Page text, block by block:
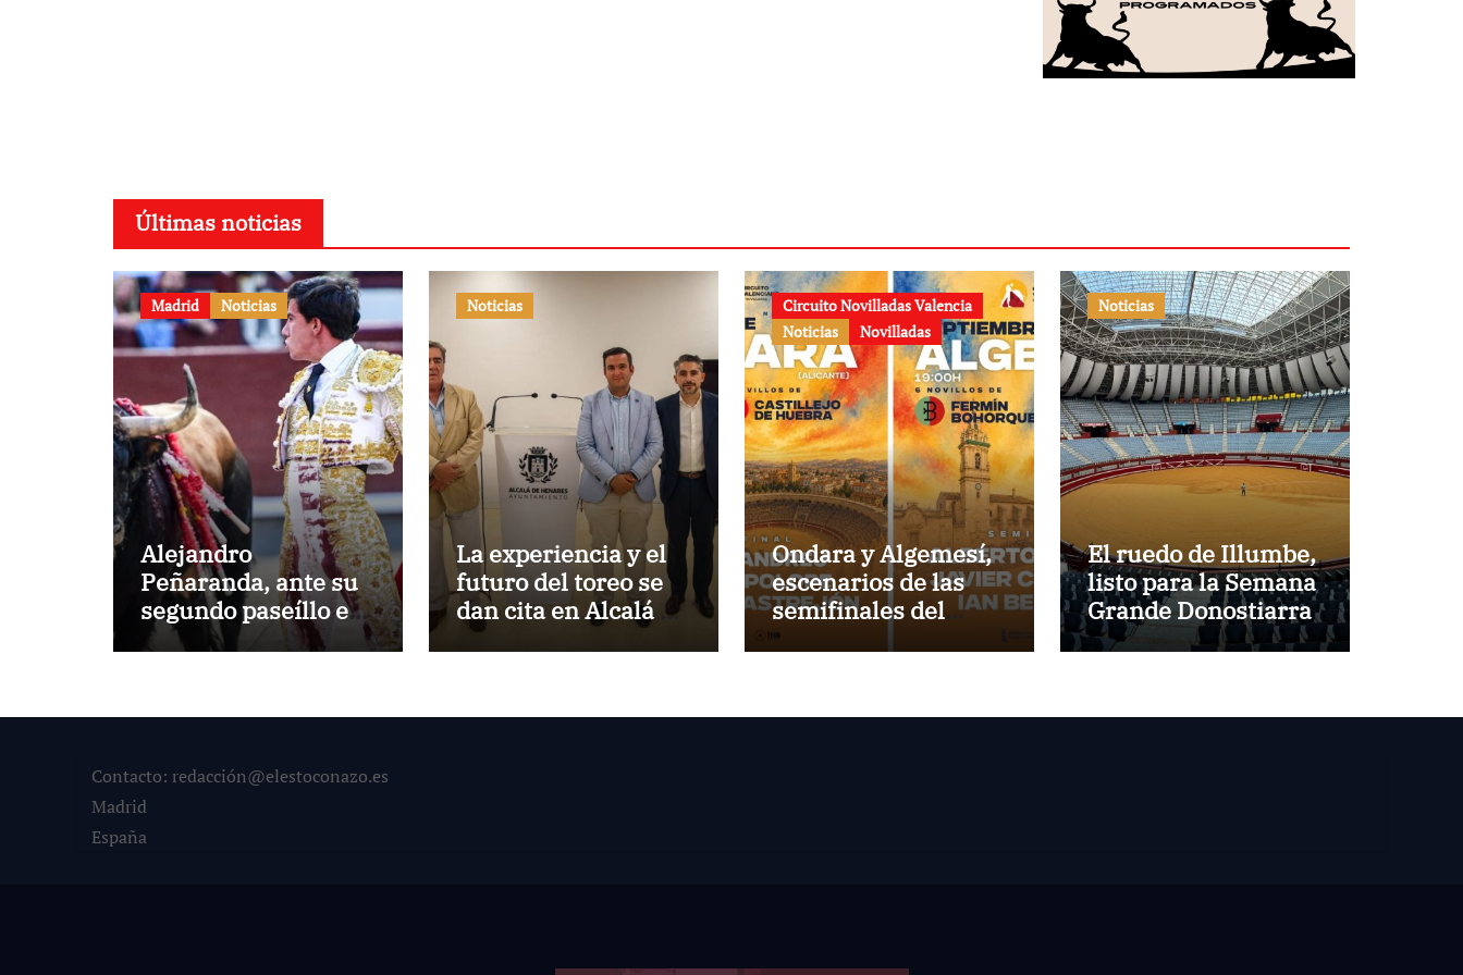
Últimas noticias
Madrid Noticias
Alejandro
Peñaranda, ante su
segundo paseíllo en
Las Ventas esta
Noticias
La experiencia y el
futuro del toreo se
dan cita en Alcalá de
Henares
Circuito Novilladas Valencia
Noticias
Novilladas
Ondara y Algemesí,
escenarios de las
semifinales del
Circuito Valenciano
Noticias
El ruedo de Illumbe,
listo para la Semana
Grande Donostiarra
Contacto: redacción@elestoconazo.es
Madrid
España